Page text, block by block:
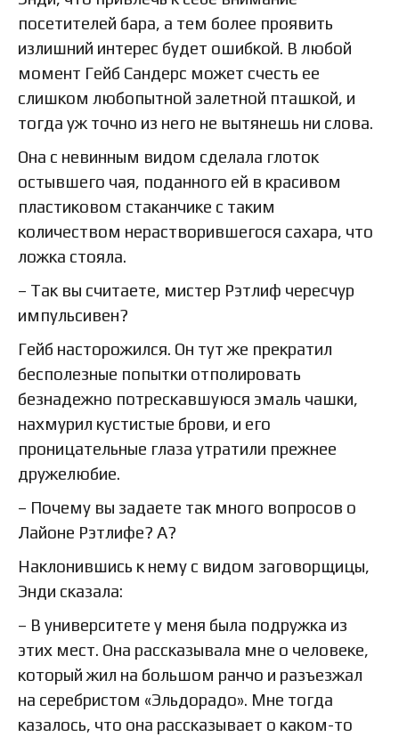
посетителей бара, а тем более проявить
излишний интерес будет ошибкой. В любой
момент Гейб Сандерс может счесть ее
слишком любопытной залетной пташкой, и
тогда уж точно из него не вытянешь ни слова.
Она с невинным видом сделала глоток
остывшего чая, поданного ей в красивом
пластиковом стаканчике с таким
количеством нерастворившегося сахара, что
ложка стояла.
– Так вы считаете, мистер Рэтлиф чересчур
импульсивен?
Гейб насторожился. Он тут же прекратил
бесполезные попытки отполировать
безнадежно потрескавшуюся эмаль чашки,
нахмурил кустистые брови, и его
проницательные глаза утратили прежнее
дружелюбие.
– Почему вы задаете так много вопросов о
Лайоне Рэтлифе? А?
Наклонившись к нему с видом заговорщицы,
Энди сказала:
– В университете у меня была подружка из
этих мест. Она рассказывала мне о человеке,
который жил на большом ранчо и разъезжал
на серебристом «Эльдорадо». Мне тогда
казалось, что она рассказывает о каком-то